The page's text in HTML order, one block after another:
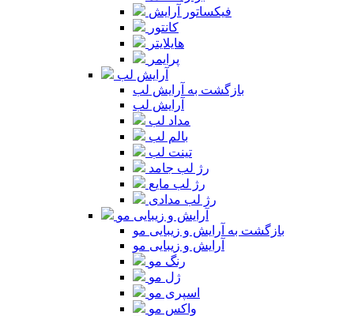
فیکساتور آرایش
کانتور
هایلایتر
پرایمر
آرایش لب
بازگشت به آرایش لب
آرایش لب
مداد لب
بالم لب
تینت لب
رژ لب جامد
رژ لب مایع
رژ لب مدادی
آرایش و زیبایی مو
بازگشت به آرایش و زیبایی مو
آرایش و زیبایی مو
رنگ مو
ژل مو
اسپری مو
واکس مو